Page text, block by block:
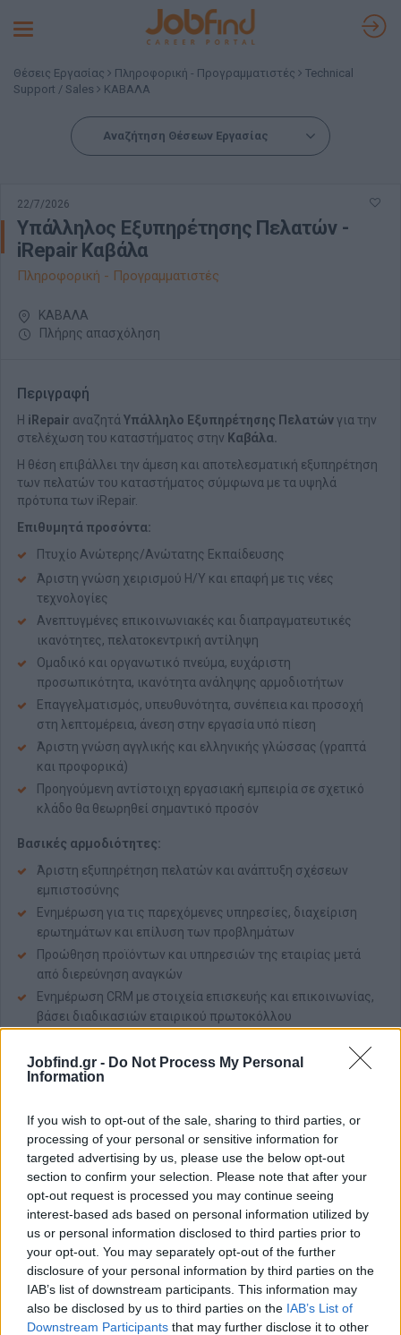
Jobfind.gr - Do Not Process My Personal
Information
If you wish to opt-out of the sale, sharing to third parties, or
processing of your personal or sensitive information for
targeted advertising by us, please use the below opt-out
section to confirm your selection. Please note that after your
opt-out request is processed you may continue seeing
interest-based ads based on personal information utilized by
us or personal information disclosed to third parties prior to
your opt-out. You may separately opt-out of the further
disclosure of your personal information by third parties on the
IAB’s list of downstream participants. This information may
also be disclosed by us to third parties on the IAB’s List of
Downstream Participants that may further disclose it to other
Toggle
Θέσεις Εργασίας Πληροφορική - Προγραμματιστές
Technical
Support / Sales
ΚΑΒΑΛΑ
Αναζήτηση Θέσεων Εργασίας
22/7/2026
Υπάλληλος Εξυπηρέτησης Πελατών -
iRepair Καβάλα
Πληροφορική - Προγραμματιστές
ΚΑΒΑΛΑ
Πλήρης απασχόληση
Περιγραφή
Η iRepair αναζητά Υπάλληλο Εξυπηρέτησης Πελατώνγια την
στελέχωση του καταστήματος στην Καβάλα.
Η θέση επιβάλλει την άμεση και αποτελεσματική εξυπηρέτηση
των πελατών του καταστήματος σύμφωνα με τα υψηλά
πρότυπα των iRepair.
Επιθυμητά προσόντα:
Πτυχίο Ανώτερης/Ανώτατης Εκπαίδευσης
Άριστη γνώση χειρισμού Η/Υ και επαφή με τις νέες
τεχνολογίες
Ανεπτυγμένες επικοινωνιακές και διαπραγματευτικές
ικανότητες, πελατοκεντρική αντίληψη
Ομαδικό και οργανωτικό πνεύμα, ευχάριστη
προσωπικότητα, ικανότητα ανάληψης αρμοδιοτήτων
Επαγγελματισμός, υπευθυνότητα, συνέπεια και προσοχή
στη λεπτομέρεια, άνεση στην εργασία υπό πίεση
Άριστη γνώση αγγλικής και ελληνικής γλώσσας (γραπτά
και προφορικά)
Προηγούμενη αντίστοιχη εργασιακή εμπειρία σε σχετικό
κλάδο θα θεωρηθεί σημαντικό προσόν
Βασικές αρμοδιότητες:
Άριστη εξυπηρέτηση πελατών και ανάπτυξη σχέσεων
εμπιστοσύνης
Ενημέρωση για τις παρεχόμενες υπηρεσίες, διαχείριση
ερωτημάτων και επίλυση των προβλημάτων
Προώθηση προϊόντων και υπηρεσιών της εταιρίας μετά
από διερεύνηση αναγκών
Ενημέρωση CRM με στοιχεία επισκευής και επικοινωνίας,
βάσει διαδικασιών εταιρικού πρωτοκόλλου
απαντώντας σε βασικές τεχνικές ερωτήσεις
Διαχείριση εισερχομένων κλήσεων και
Οργάνωση ροής εργασιών καταστήματος
Διασφάλιση ικανοποίησης πελατών από τη χρήση
προϊόντων και υπηρεσιών
Η εταιρεία προσφέρει:
Ανταγωνιστικό πακέτο σταθερών αποδοχών, αναλόγως
προσόντων
Ευχάριστο και δυναμικό περιβάλλον εργασίας
Διαρκή υποστήριξη και εκπαίδευση
Ευκαιρίες εξέλιξης